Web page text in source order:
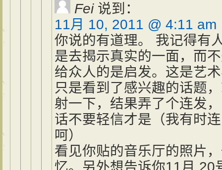
Fei 说到：
11月 10, 2011 @ 4:11 am
你说的有道理。 我记得有
是去揭示真实的一面，而
给众人的是启发。这是艺
只是看到了感兴趣的话题
射一下，结果弄了个连发
话不要轻信才是（我有时
呵）
看见你贴的音乐厅的照片
忆。另外想告诉你11月 20